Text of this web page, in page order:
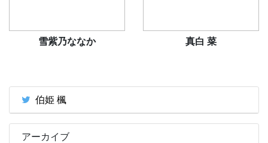
雪紫乃ななか 真白 菜
伯姫 楓
アーカイブ